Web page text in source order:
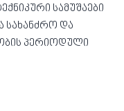
სამუშაები
სახანძრო და
პერიოდული